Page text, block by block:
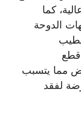
كما
الدوحة
قطع
مما يتسبب
لفقد